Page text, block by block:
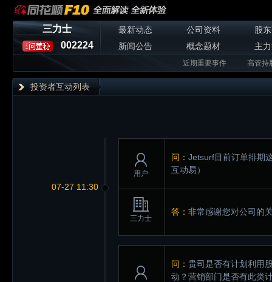
三力士
002224
最新动态 公司资料
股
新闻公告
概念题材 主
近期重要事件 高管持
投资者互动列表
07-27 11:30
用户
问： Jetsurf目前订单排期
互动易）
三力士
答： 非常感谢您对公司的
问： 贵司是否有计划利用
动？营销部门是否有此类